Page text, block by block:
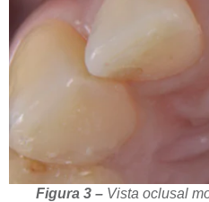
Figura 3 – Vista oclusal